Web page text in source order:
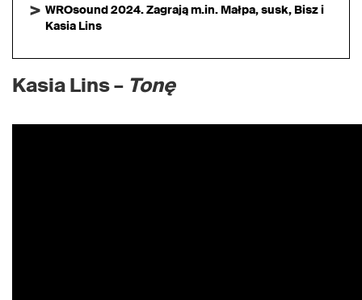
WROsound 2024. Zagrają m.in. Małpa, susk, Bisz i
Kasia Lins
Kasia Lins – Tonę